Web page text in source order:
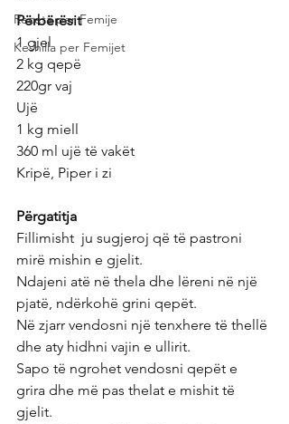
Receta per Femije
Keshilla per Femijet
Përbërësit
1 gjel
2 kg qepë
220gr vaj
Ujë
1 kg miell
360 ml ujë të vakët
Kripë, Piper i zi
Përgatitja
Fillimisht  ju sugjeroj që të pastroni
mirë mishin e gjelit.
Ndajeni atë në thela dhe lëreni në një
pjatë, ndërkohë grini qepët.
Në zjarr vendosni një tenxhere të thellë
dhe aty hidhni vajin e ullirit.
Sapo të ngrohet vendosni qepët e
grira dhe më pas thelat e mishit të
gjelit.